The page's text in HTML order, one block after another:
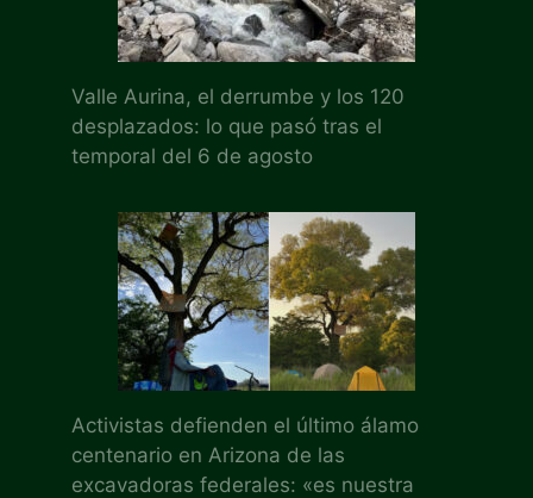
Valle Aurina, el derrumbe y los 120
desplazados: lo que pasó tras el
temporal del 6 de agosto
Activistas defienden el último álamo
centenario en Arizona de las
excavadoras federales: «es nuestra